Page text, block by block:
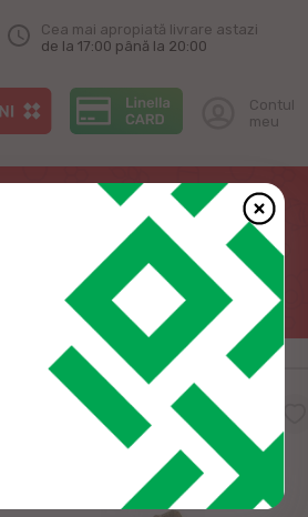
Cea mai apropiată livrare astazi
de la 17:00 până la 20:00
Contul
meu